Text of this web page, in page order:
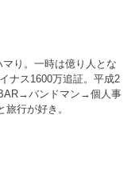
り。一時は億り人とな
ナス1600万追証。平成2
バンドマン→個人事
行が好き。